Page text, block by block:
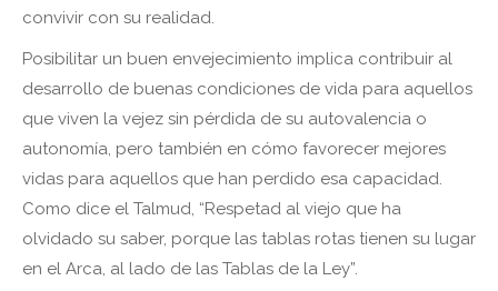
convivir con su realidad.
Posibilitar un buen envejecimiento implica contribuir al
desarrollo de buenas condiciones de vida para aquellos
que viven la vejez sin pérdida de su autovalencia o
autonomía, pero también en cómo favorecer mejores
vidas para aquellos que han perdido esa capacidad.
Como dice el Talmud, “Respetad al viejo que ha
olvidado su saber, porque las tablas rotas tienen su lugar
en el Arca, al lado de las Tablas de la Ley”.